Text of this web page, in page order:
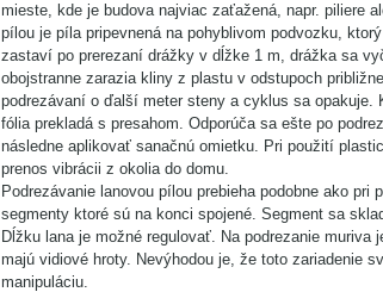
mieste, kde je budova najviac zaťažená, napr. piliere
pílou je píla pripevnená na pohyblivom podvozku,
zastaví po prerezaní drážky v dĺžke 1 m, drážka sa
obojstranne zarazia kliny z plastu v odstupoch
podrezávaní o ďalší meter steny a cyklus sa opakuje.
fólia prekladá s presahom. Odporúča sa ešte po
následne aplikovať sanačnú omietku. Pri použití
prenos vibrácii z okolia do domu.
Podrezávanie lanovou pílou prebieha podobne ako
segmenty ktoré sú na konci spojené. Segment sa
Dĺžku lana je možné regulovať. Na podrezanie
majú vidiové hroty. Nevýhodou je, že toto zariadenie
manipuláciu.